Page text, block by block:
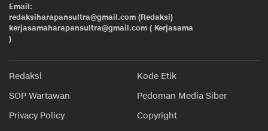
Email:
redaksiharapansultra@gmail.com (Redaksi)
kerjasamaharapansultra@gmail.com ( Kerjasama
)
Redaksi
Kode Etik
SOP Wartawan
Pedoman Media Siber
Privacy Policy
Copyright